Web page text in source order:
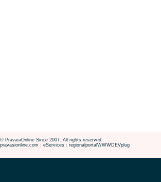
© PravasiOnline Since 2007. All rights reserved.
pravasionline.com : eServices : regionalportalWWWDEVplug